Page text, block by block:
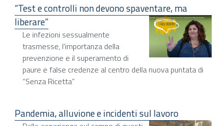
“Test e controlli non devono spaventare, ma
liberare”
Le infezioni sessualmente
trasmesse, l’importanza della
prevenzione e il superamento di
paure e false credenze al centro della nuova puntata di
“Senza Ricetta”
Pandemia, alluvione e incidenti sul lavoro